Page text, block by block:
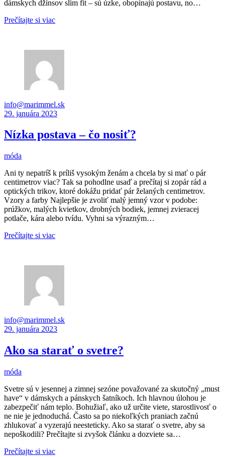
dámskych džínsov slim fit – sú úzke, obopínajú postavu, no…
Prečítajte si viac
info@marimmel.sk
29. januára 2023
Nízka postava – čo nosiť?
móda
Ani ty nepatríš k príliš vysokým ženám a chcela by si mať o pár
centimetrov viac? Tak sa pohodlne usaď a prečítaj si zopár rád a
optických trikov, ktoré dokážu pridať pár želaných centimetrov.
Vzory a farby Najlepšie je zvoliť malý jemný vzor v podobe:
prúžkov, malých kvietkov, drobných bodiek, jemnej zvieracej
potlače, kára alebo tvídu. Vyhni sa výrazným…
Prečítajte si viac
info@marimmel.sk
29. januára 2023
Ako sa starať o svetre?
móda
Svetre sú v jesennej a zimnej sezóne považované za skutočný „must
have“ v dámskych a pánskych šatníkoch. Ich hlavnou úlohou je
zabezpečiť nám teplo. Bohužiaľ, ako už určite viete, starostlivosť o
ne nie je jednoduchá. Často sa po niekoľkých praniach začnú
zhlukovať a vyzerajú neesteticky. Ako sa starať o svetre, aby sa
nepoškodili? Prečítajte si zvyšok článku a dozviete sa…
Prečítajte si viac